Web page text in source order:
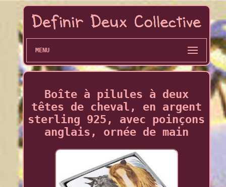
MENU
Boîte à pilules à deux
têtes de cheval, en argent
sterling 925, avec poinçons
anglais, ornée de main